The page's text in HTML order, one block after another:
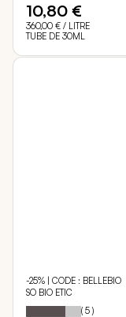
10,80 €
360,00 € / LITRE
TUBE DE 30ML
-25% | CODE : BELLEBIO
SO BIO ETIC
Notation: 72
% of
( 5 )